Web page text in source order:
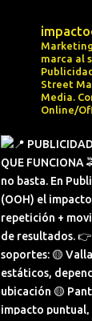
marca al
Street
Media.
Online/